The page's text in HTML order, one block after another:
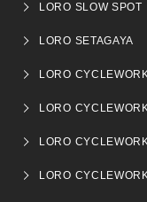
LORO SLOW SPOT
LORO SETAGAYA
LORO
LORO
LORO
LORO